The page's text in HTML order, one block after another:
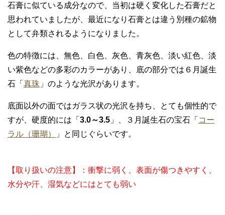
石膏に似ている成分なので、当初は硬く変化した石膏だと
思われていましたが、最近になり石膏とは違う別種の鉱物
として弁類されるようになりました。
色の特徴には、無色、白色、灰色、青灰色、淡い紅色、淡
い紫色などの多彩のカラーがあり、底の部分では６月誕生
石「 真珠 」のような光沢があります。
底面以外の面ではガラス状の光沢を持ち、とても個性的で
すが、硬度的には「 3.0～3.5 」、３月誕生石の宝石「 コー
ラル（珊瑚）
」と同じぐらいです。
【取り扱いの注意】：衝撃に弱く、表面が傷つきやすく、
水分や汗、湿気などにはとても弱い